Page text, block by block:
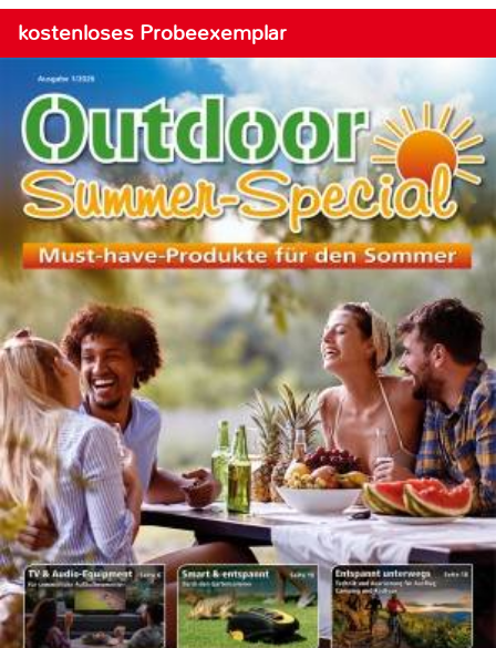
kostenloses Probeexemplar